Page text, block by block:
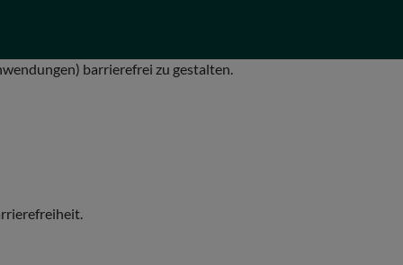
barrierefrei zu gestalten.